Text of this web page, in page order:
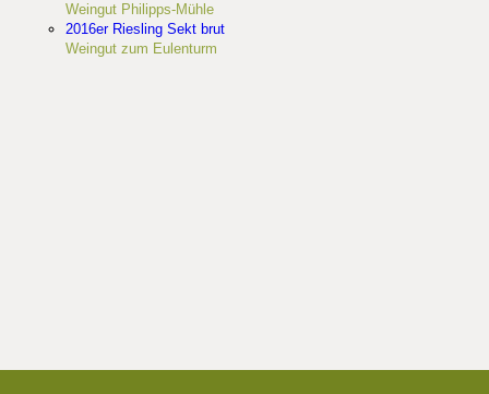
Weingut Philipps-Mühle
2016er Riesling Sekt brut
Weingut zum Eulenturm